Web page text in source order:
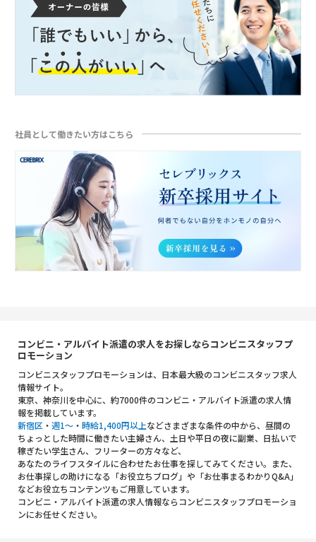
社員として働きたい方はこちら
コンビニ・アルバイト派遣の求人をお探しならコンビニスタッフプ
ロモーション
コンビニスタッフプロモーションは、日本最大級のコンビニスタッフ求人
情報サイト。
東京、神奈川を中心に、約7000件のコンビニ・アルバイト派遣の求人情
報を掲載しています。
新宿区 ・ 週1～ ・ 時給1,400円以上などさまざまな条件の中から、昼間の
ちょっとした時間に働きたい主婦さん、土日や平日の夜に副業、日払いで
稼ぎたい学生さん、フリーターの方々など、
あなたのライフスタイルに合わせたお仕事を探してみてください。また、
お仕事探しの助けになる「お役立ちブログ」や「お仕事まるわかりQ&A」
などお役立ちコンテンツもご用意しています。
コンビニ・アルバイト派遣の求人情報ならコンビニスタッフプロモーショ
ンにお任せください。